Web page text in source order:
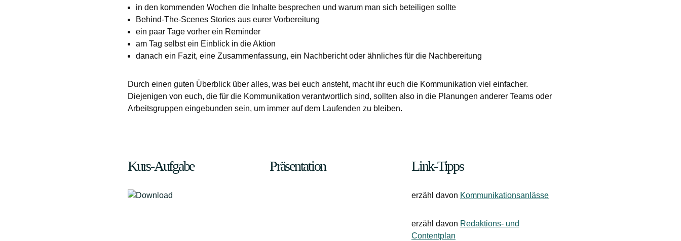
in den kommenden Wochen die Inhalte besprechen und warum man sich beteiligen sollte
Behind-The-Scenes Stories aus eurer Vorbereitung
ein paar Tage vorher ein Reminder
am Tag selbst ein Einblick in die Aktion
danach ein Fazit, eine Zusammenfassung, ein Nachbericht oder ähnliches für die Nachbereitung
Durch einen guten Überblick über alles, was bei euch ansteht, macht ihr euch die Kommunikation viel einfacher.
Diejenigen von euch, die für die Kommunikation verantwortlich sind, sollten also in die Planungen anderer Teams oder
Arbeitsgruppen eingebunden sein, um immer auf dem Laufenden zu bleiben.
Kurs-Aufgabe Präsentation Link-Tipps
erzähl davon Kommunikationsanlässe
erzähl davon Redaktions- und
Contentplan